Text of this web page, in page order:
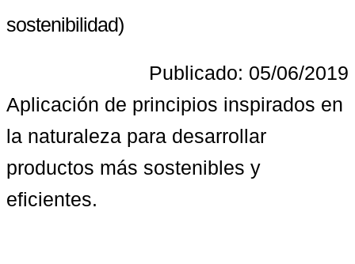
sostenibilidad)
Publicado: 05/06/2019
Aplicación de principios inspirados en
la naturaleza para desarrollar
productos más sostenibles y
eficientes.